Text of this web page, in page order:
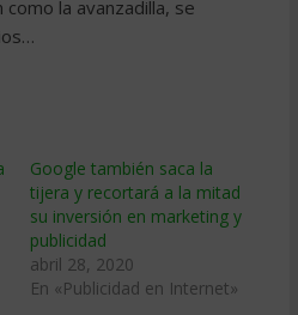
la avanzadilla, se
Google también saca la
tijera y recortará a la mitad
su inversión en marketing y
publicidad
abril 28, 2020
En «Publicidad en Internet»